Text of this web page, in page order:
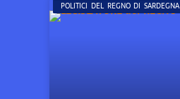
POLITICI DEL REGNO DI SARDEGNA